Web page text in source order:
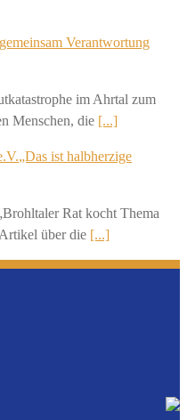
Verantwortung
im Ahrtal zum
Menschen, die [...]
„Das ist halbherzige
Rat kocht Thema
über die [...]